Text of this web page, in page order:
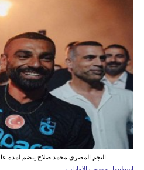
النجم المصري محمد صلاح ينضم لمدة